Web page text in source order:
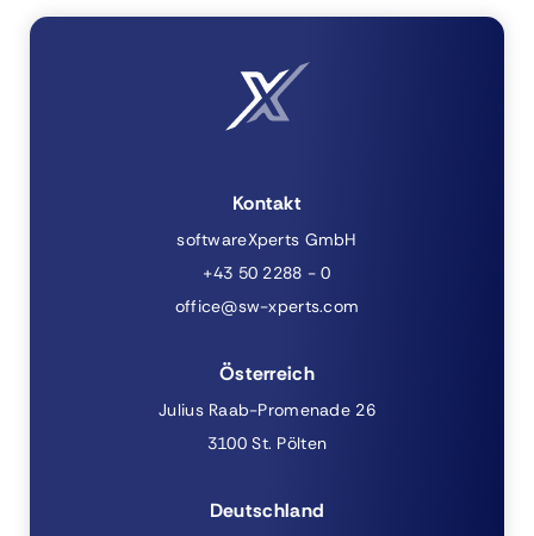
Kontakt
softwareXperts GmbH
+43 50 2288 - 0
office@sw-xperts.com
Österreich
Julius Raab-Promenade 26
3100 St. Pölten
Deutschland